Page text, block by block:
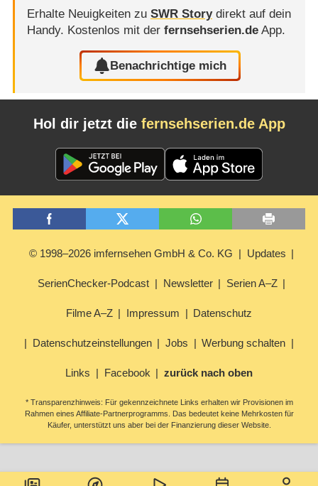
Erhalte Neuigkeiten zu SWR Storydirekt auf dein
Handy. Kostenlos mit der fernsehserien.deApp.
Benachrichtige mich
Hol dir jetzt die fernsehserien.de App
© 1998–2026 imfernsehen GmbH & Co. KG Updates
SerienChecker-Podcast Newsletter Serien A–Z
Filme A–Z Impressum Datenschutz
Datenschutzeinstellungen Jobs Werbung schalten
Links Facebook zurück nach oben
* Transparenzhinweis: Für gekennzeichnete Links erhalten wir Provisionen im
Rahmen eines Affiliate-Partnerprogramms. Das bedeutet keine Mehrkosten für
Käufer, unterstützt uns aber bei der Finanzierung dieser Website.